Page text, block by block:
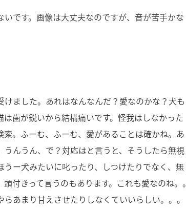
いです。画像は大丈夫なのですが、音が苦手かな
けました。あれはなんなんだ？愛なのかな？犬も
歯が鋭いから結構痛いです。怪我はしなかった
索。ふーむ、ふーむ、愛があることは確かね。あ
うんうん、で？対応はと言うと、そうしたら無視
うー犬みたいに叱ったり、しつけたりでなく、無
付きって言うのもあります。これも愛なのね。。
あまり甘えさせたりしなくていいらしい。。。